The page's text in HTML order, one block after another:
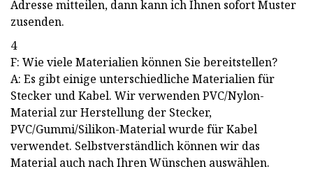
Adresse mitteilen, dann kann ich Ihnen sofort Muster
zusenden.
4
F: Wie viele Materialien können Sie bereitstellen?
A: Es gibt einige unterschiedliche Materialien für
Stecker und Kabel. Wir verwenden PVC/Nylon-
Material zur Herstellung der Stecker,
PVC/Gummi/Silikon-Material wurde für Kabel
verwendet. Selbstverständlich können wir das
Material auch nach Ihren Wünschen auswählen.